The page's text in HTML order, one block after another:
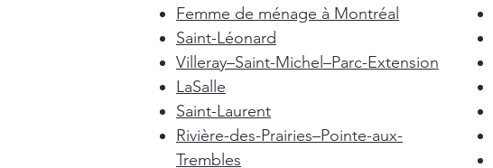
Femme de ménage à Montréal
Saint-Léonard
Villeray–Saint-Michel–Parc-Extension
LaSalle
Saint-Laurent
Rivière-des-Prairies–Pointe-aux-
Trembles